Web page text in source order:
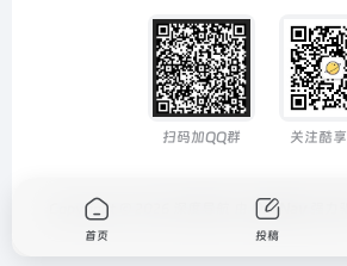
扫码加QQ群 关注酷
Copyright © 2026 OneNav
首页 投稿